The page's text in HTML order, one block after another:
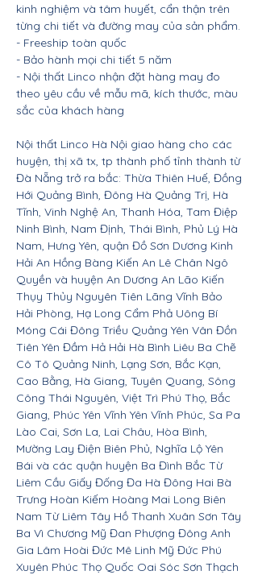
kinh nghiệm và tâm huyết, cẩn thận trên
từng chi tiết và đường may của sản phẩm.
- Freeship toàn quốc
- Bảo hành mọi chi tiết 5 năm
- Nội thất Linco nhận đặt hàng may đo
theo yêu cầu về mẫu mã, kích thước, màu
sắc của khách hàng
Nội thất Linco Hà Nội giao hàng cho các
huyện, thị xã tx, tp thành phố tỉnh thành từ
Đà Nẵng trở ra bắc: Thừa Thiên Huế, Đồng
Hới Quảng Bình, Đông Hà Quảng Trị, Hà
Tĩnh, Vinh Nghệ An, Thanh Hóa, Tam Điệp
Ninh Bình, Nam Định, Thái Bình, Phủ Lý Hà
Nam, Hưng Yên, quận Đồ Sơn Dương Kinh
Hải An Hồng Bàng Kiến An Lê Chân Ngô
Quyền và huyện An Dương An Lão Kiến
Thụy Thủy Nguyên Tiên Lãng Vĩnh Bảo
Hải Phòng, Hạ Long Cẩm Phả Uông Bí
Móng Cái Đông Triều Quảng Yên Vân Đồn
Tiên Yên Đầm Hả Hải Hà Bình Liêu Ba Chẽ
Cô Tô Quảng Ninh, Lạng Sơn, Bắc Kạn,
Cao Bằng, Hà Giang, Tuyên Quang, Sông
Công Thái Nguyên, Việt Trì Phú Thọ, Bắc
Giang, Phúc Yên Vĩnh Yên Vĩnh Phúc, Sa Pa
Lào Cai, Sơn La, Lai Châu, Hòa Bình,
Mường Lay Điện Biên Phủ, Nghĩa Lộ Yên
Bái và các quận huyện Ba Đình Bắc Từ
Liêm Cầu Giấy Đống Đa Hà Đông Hai Bà
Trưng Hoàn Kiếm Hoàng Mai Long Biên
Nam Từ Liêm Tây Hồ Thanh Xuân Sơn Tây
Ba Vì Chương Mỹ Đan Phượng Đông Anh
Gia Lâm Hoài Đức Mê Linh Mỹ Đức Phú
Xuyên Phúc Thọ Quốc Oai Sóc Sơn Thạch